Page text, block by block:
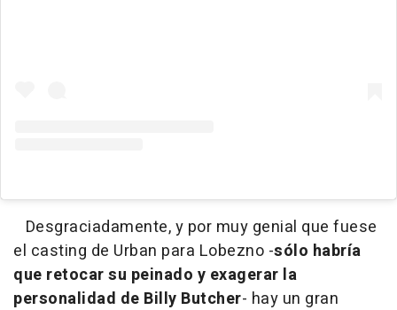
Desgraciadamente, y por muy genial que fuese
el casting de Urban para Lobezno -sólo habría
que retocar su peinado y exagerar la
personalidad de Billy Butcher- hay un gran